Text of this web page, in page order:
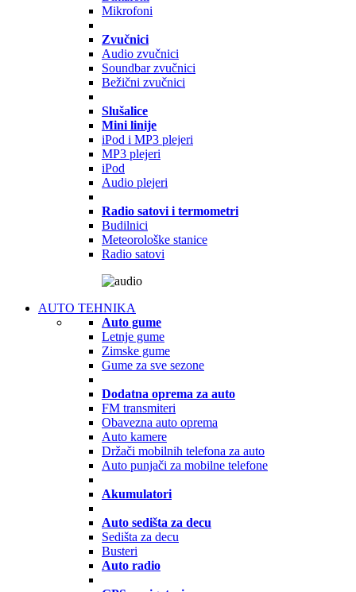
Mikrofoni
Zvučnici
Audio zvučnici
Soundbar zvučnici
Bežični zvučnici
Slušalice
Mini linije
iPod i MP3 plejeri
MP3 plejeri
iPod
Audio plejeri
Radio satovi i termometri
Budilnici
Meteorološke stanice
Radio satovi
AUTO TEHNIKA
Auto gume
Letnje gume
Zimske gume
Gume za sve sezone
Dodatna oprema za auto
FM transmiteri
Obavezna auto oprema
Auto kamere
Držači mobilnih telefona za auto
Auto punjači za mobilne telefone
Akumulatori
Auto sedišta za decu
Sedišta za decu
Busteri
Auto radio